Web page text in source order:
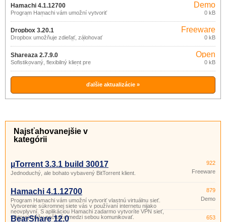
Hamachi 4.1.12700
Program Hamachi vám umožní vytvoriť
vlastnú virtuálnu sieť. Vytvorenie
súkromnej siete vás v používaní
internetu nijako neovplyvní. S aplikáciou
Hamachi zadarmo vytvoríte VPN sieť,
v ktorej môžu počítače medzi sebou
komunikovať.
Demo
0 kB
Dropbox 3.20.1
Dropbox umožňuje zdieľať, zálohovať
alebo synchronizovať vaše súbory
prostredníctvom online služby (zadarmo
do 2GB dát).
Freeware
0 kB
Shareaza 2.7.9.0
Sofistikovaný, flexibilný klient pre
vyhľadávanie a zdieľanie súborov v P2P
sieťach eDonkey2000, Gnutella,
BitTorrent a Gnutella2 (G2).
Open
source
(gpl)
0 kB
ďalšie aktualizácie »
Najsťahovanejšie v
kategórii
µTorrent 3.3.1 build 30017
Jednoduchý, ale bohato vybavený BitTorrent klient.
922
Freeware
Hamachi 4.1.12700
Program Hamachi vám umožní vytvoriť vlastnú virtuálnu sieť.
Vytvorenie súkromnej siete vás v používaní internetu nijako
neovplyvní. S aplikáciou Hamachi zadarmo vytvoríte VPN sieť,
v ktorej môžu počítače medzi sebou komunikovať.
879
Demo
BearShare 12.0
653